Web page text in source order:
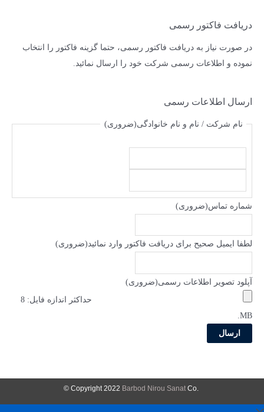
دریافت فاکتور رسمی
در صورت نیاز به دریافت فاکتور رسمی، حتما گزینه فاکتور را انتخاب
نموده و اطلاعات رسمی شرکت خود را ارسال نمائید.
ارسال اطلاعات رسمی
نام شرکت / نام و نام خانوادگی(ضروری)
شماره تماس(ضروری)
لطفا ایمیل صحیح برای دریافت فاکتور وارد نمائید(ضروری)
آپلود تصویر اطلاعات رسمی(ضروری)
حداکثر اندازه فایل: 8
MB.
.Copyright 2022
Barbod Nirou SanatCo ©